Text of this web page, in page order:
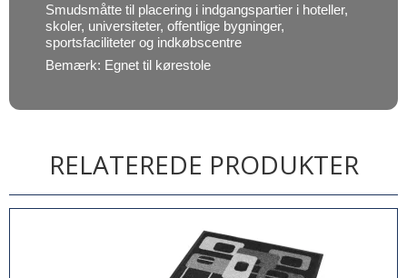
Smudsmåtte til placering i indgangspartier i hoteller,
skoler, universiteter, offentlige bygninger,
sportsfaciliteter og indkøbscentre
Bemærk: Egnet til kørestole
RELATEREDE PRODUKTER